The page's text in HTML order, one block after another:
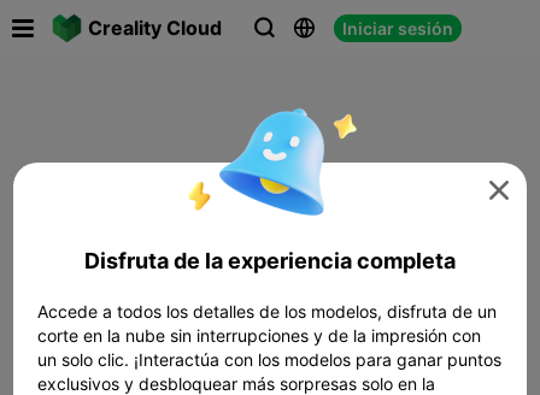
Creality Cloud   Iniciar sesión

Disfruta de la experiencia completa
Accede a todos los detalles de los modelos, disfruta de un
corte en la nube sin interrupciones y de la impresión con
un solo clic. ¡Interactúa con los modelos para ganar puntos
exclusivos y desbloquear más sorpresas solo en la